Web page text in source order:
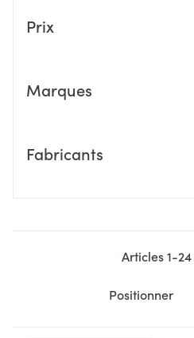
Prix
Marques
Fabricants
Articles1-24
Trier par: